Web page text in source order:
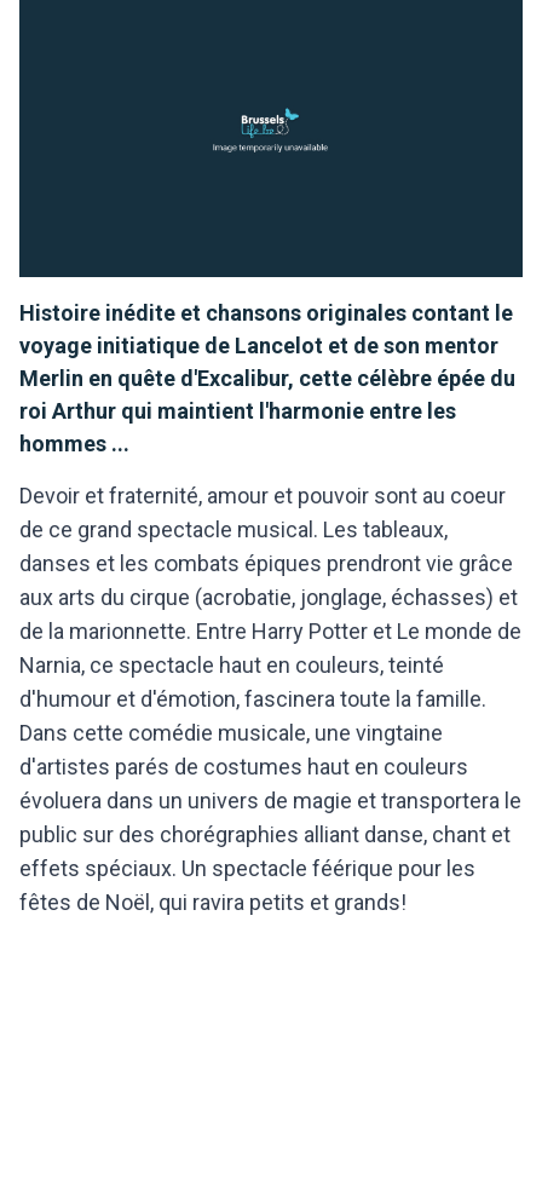
Histoire inédite et chansons originales contant le
voyage initiatique de Lancelot et de son mentor
Merlin en quête d'Excalibur, cette célèbre épée du
roi Arthur qui maintient l'harmonie entre les
hommes ...
Devoir et fraternité, amour et pouvoir sont au coeur
de ce grand spectacle musical. Les tableaux,
danses et les combats épiques prendront vie grâce
aux arts du cirque (acrobatie, jonglage, échasses) et
de la marionnette. Entre Harry Potter et Le monde de
Narnia, ce spectacle haut en couleurs, teinté
d'humour et d'émotion, fascinera toute la famille.
Dans cette comédie musicale, une vingtaine
d'artistes parés de costumes haut en couleurs
évoluera dans un univers de magie et transportera le
public sur des chorégraphies alliant danse, chant et
effets spéciaux. Un spectacle féérique pour les
fêtes de Noël, qui ravira petits et grands!